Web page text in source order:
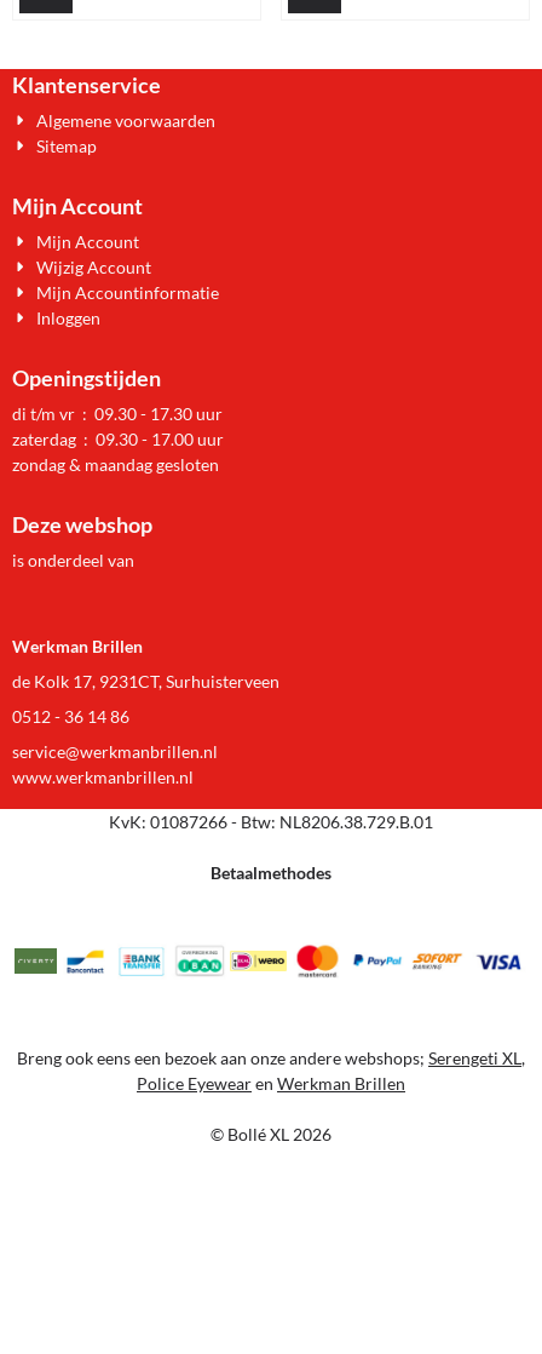
Klantenservice
Algemene voorwaarden
Sitemap
Mijn Account
Mijn Account
Wijzig Account
Mijn Accountinformatie
Inloggen
Openingstijden
di t/m vr : 09.30 - 17.30 uur
zaterdag : 09.30 - 17.00 uur
zondag & maandag gesloten
Deze webshop
is onderdeel van
Werkman Brillen
de Kolk 17, 9231CT, Surhuisterveen
0512 - 36 14 86
service@werkmanbrillen.nl
www.werkmanbrillen.nl
KvK: 01087266 - Btw: NL8206.38.729.B.01
Betaalmethodes
Breng ook eens een bezoek aan onze andere webshops; Serengeti XL,
Police Eyewearen Werkman Brillen
© Bollé XL 2026